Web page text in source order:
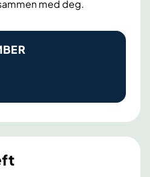
med deg.